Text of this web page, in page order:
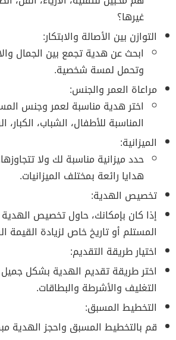
غيرها؟
التوازن بين الأصالة والابتكار:
ابحث عن هدية تجمع بين الجمال
وتحمل لمسة شخصية.
مراعاة العمر والجنس:
اختر هدية مناسبة لعمر وجنس
المناسبة للأطفال، الشباب، الكبار،
الميزانية:
حدد ميزانية مناسبة لك ولا
هدايا رائعة بمختلف الميزانيات.
تخصيص الهدية:
إذا كان بإمكانك، حاول تخصيص
المستلم أو تاريخ خاص لزيادة القيمة
اختيار طريقة التقديم:
اختر طريقة تقديم الهدية بشكل جميل
التغليف والأشرطة والبطاقات.
التخطيط المسبق:
قم بالتخطيط المسبق واحجز الهدية